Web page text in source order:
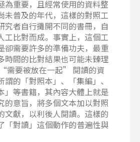
為重要，且經常使用的資料整
未普及的年代，這樣的對照工
究者自行攤開不同的書冊，自
工比對而成。事實上，這個工
卻需要許多的準備功夫，最重
時間的比對結果也可能未臻理
需要被放在一起” 閱讀的資
的「對照本」、「集編」、
」等書籍，其內容大體上就是
的意旨，將多個文本加以對照
文獻，以利後人閱讀。這樣的
「對讀」這個動作的普遍性與